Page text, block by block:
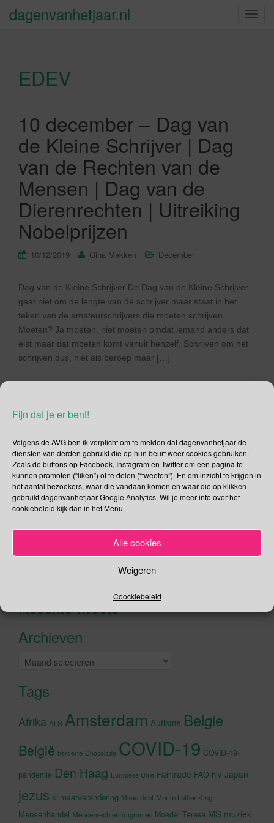
Fijn dat je er bent!
Volgens de AVG ben ik verplicht om te melden dat dagenvanhetjaar de
diensten van derden gebruikt die op hun beurt weer cookies gebruiken.
Zoals de buttons op Facebook, Instagram en Twitter om een pagina te
kunnen promoten (“liken”) of te delen (“tweeten”). En om inzicht te krijgen in
het aantal bezoekers, waar die vandaan komen en waar die op klikken
gebruikt dagenvanhetjaar Google Analytics. Wil je meer info over het
cookiebeleid kijk dan in het Menu.
Alle cookies
Weigeren
Coockiebeleid
S
dagenvanhetjaar.nl
EDEV
10 december – Dag van
de Kleine Schrijver | Dag
van de Rechten van de
Mensen | Dag van de
Dierenrechten | Uitreiking
Nobelprijzen
10/12/2019 Gina Makken December
Dag van de Kleine Schrijver De Dag van de Kleine Schrijver
gaat niet om de lengte van de schrijver maar staat in het
teken van de amateurschrijvers die moeten schrijven.
Moeten? Ja moeten, niet moeten omdat iemand anders dat
eist maar dat moeten komt vanuit henzelf. Schrijven om het
schrijven dus, niet als beroep maar […]
Social Media
Je kunt me volgen op
Zoeken
Recente tweets
Archieven
Archieven
Tags
Afrika ALS Amsterdam Autisme Belgie
België beroerte Chocolade COVID-19 COVID-19-
pandemie Den Haag Europese Unie Fairtrade FAO hiv Japan
jezus klimaatverandering Maastricht Martin Luther King
Mensenhandel Mensenrechten migranten Moeder Teresa MS muziek